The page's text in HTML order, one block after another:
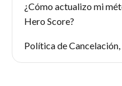
¿Cómo actualizo mi
Hero Score?
Política de